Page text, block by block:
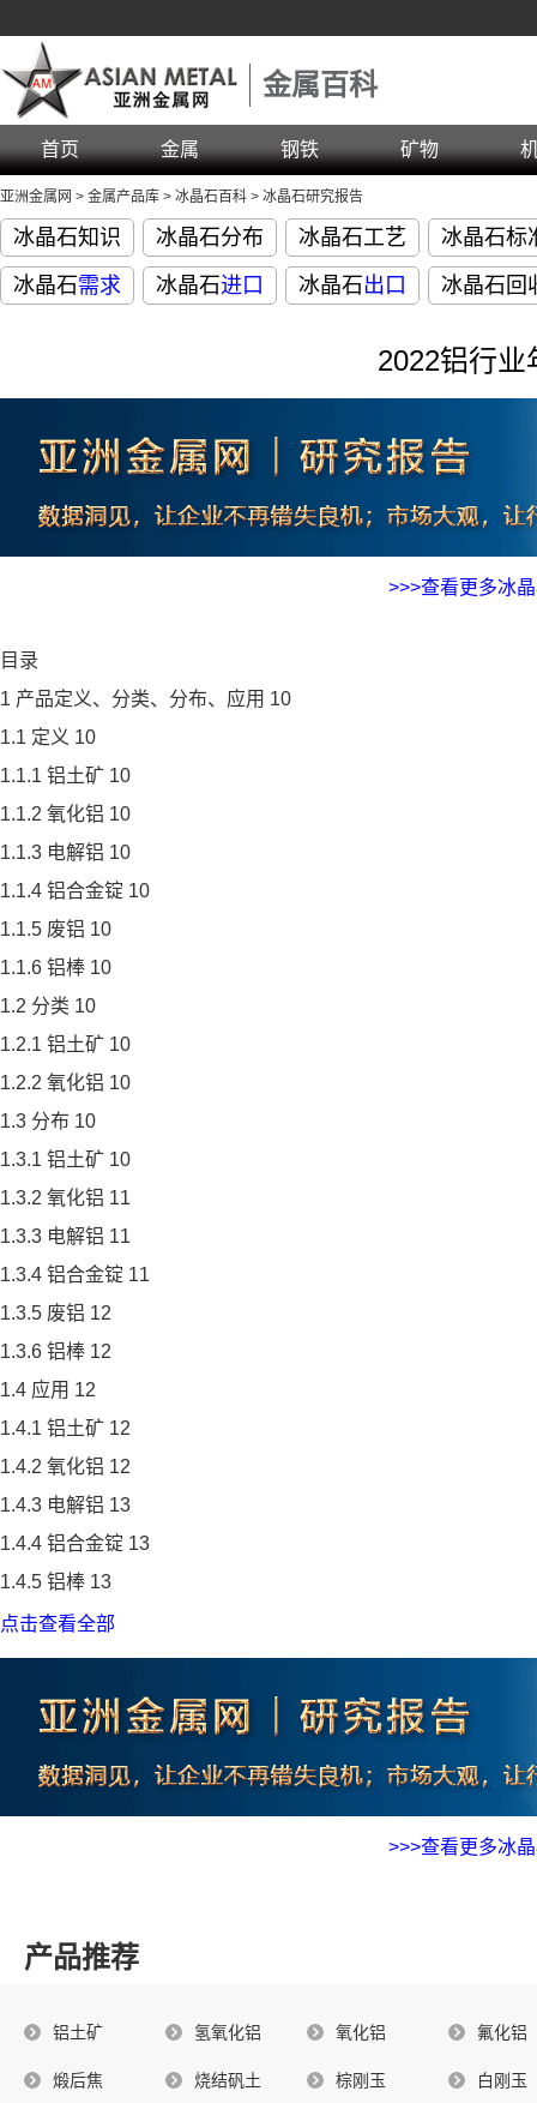
金属百科
首页 金属 钢铁 矿物
亚洲金属网 > 金属产品库 > 冰晶石百科 > 冰晶石研究报告
冰晶石知识 冰晶石分布 冰晶石工艺
冰晶石标
冰晶石需求 冰晶石进口 冰晶石出口 冰晶石回
2022铝行业
>>>查看更多冰
目录
1 产品定义、分类、分布、应用 10
1.1 定义 10
1.1.1 铝土矿 10
1.1.2 氧化铝 10
1.1.3 电解铝 10
1.1.4 铝合金锭 10
1.1.5 废铝 10
1.1.6 铝棒 10
1.2 分类 10
1.2.1 铝土矿 10
1.2.2 氧化铝 10
1.3 分布 10
1.3.1 铝土矿 10
1.3.2 氧化铝 11
1.3.3 电解铝 11
1.3.4 铝合金锭 11
1.3.5 废铝 12
1.3.6 铝棒 12
1.4 应用 12
1.4.1 铝土矿 12
1.4.2 氧化铝 12
1.4.3 电解铝 13
1.4.4 铝合金锭 13
1.4.5 铝棒 13
2 政策财经回顾 13
2.1 国内市场 13
2.1.1 山东发布空气污染预警 13
2.1.2 广西百色执行新冠疫情封控 13
2.1.3 山东多城市因疫情防控而封城 13
2.1.4 三部门：防范铜、铅、锌、氧化铝等冶炼产能盲目扩张 13
2.1.5 自然资源部：要提升战略性矿产资源国内保障能力 13
2.1.8 青岛海事法院拍卖两批所罗门群岛铝土矿 13
2.1.10 印度终止对华铝箔反倾销措施 13
2.1.11 美国对华铝箔启动反规避自主调查 14
点击查看全部
>>>查看更多冰
产品推荐
铝土矿 氢氧化铝 氧化铝 氟化铝
煅后焦 烧结矾土 棕刚玉 白刚玉